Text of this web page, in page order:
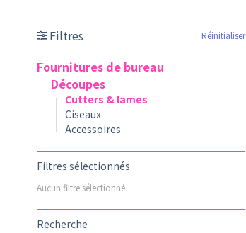
Filtres Réinitialiser
Fournitures de bureau
Découpes
Cutters & lames
Ciseaux
Accessoires
Filtres sélectionnés
Aucun filtre sélectionné
Recherche